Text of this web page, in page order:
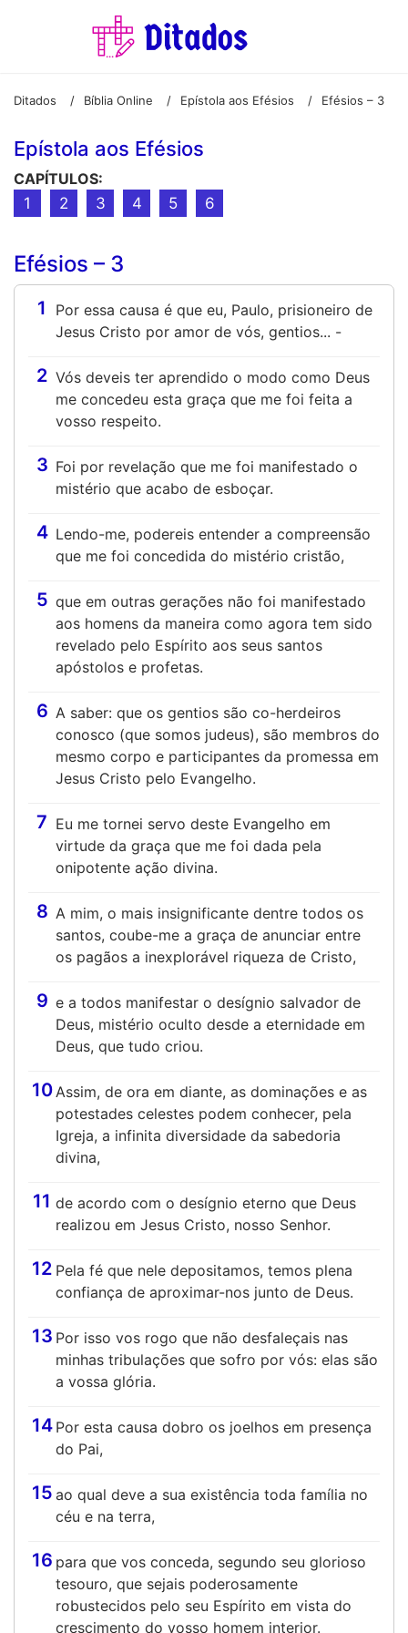
Ditados / Bíblia Online / Epístola aos Efésios / Efésios – 3
Epístola aos Efésios
CAPÍTULOS:
1
2 3 4 5 6
Efésios – 3
1
Por essa causa é que eu, Paulo, prisioneiro de
Jesus Cristo por amor de vós, gentios... -
2 Vós deveis ter aprendido o modo como Deus
me concedeu esta graça que me foi feita a
vosso respeito.
3 Foi por revelação que me foi manifestado o
mistério que acabo de esboçar.
4 Lendo-me, podereis entender a compreensão
que me foi concedida do mistério cristão,
5 que em outras gerações não foi manifestado
aos homens da maneira como agora tem sido
revelado pelo Espírito aos seus santos
apóstolos e profetas.
6 A saber: que os gentios são co-herdeiros
conosco (que somos judeus), são membros do
mesmo corpo e participantes da promessa em
Jesus Cristo pelo Evangelho.
7 Eu me tornei servo deste Evangelho em
virtude da graça que me foi dada pela
onipotente ação divina.
8 A mim, o mais insignificante dentre todos os
santos, coube-me a graça de anunciar entre
os pagãos a inexplorável riqueza de Cristo,
9 e a todos manifestar o desígnio salvador de
Deus, mistério oculto desde a eternidade em
Deus, que tudo criou.
10Assim, de ora em diante, as dominações e as
potestades celestes podem conhecer, pela
Igreja, a infinita diversidade da sabedoria
divina,
11 de acordo com o desígnio eterno que Deus
realizou em Jesus Cristo, nosso Senhor.
12 Pela fé que nele depositamos, temos plena
confiança de aproximar-nos junto de Deus.
13 Por isso vos rogo que não desfaleçais nas
minhas tribulações que sofro por vós: elas são
a vossa glória.
14 Por esta causa dobro os joelhos em presença
do Pai,
15 ao qual deve a sua existência toda família no
céu e na terra,
16 para que vos conceda, segundo seu glorioso
tesouro, que sejais poderosamente
robustecidos pelo seu Espírito em vista do
crescimento do vosso homem interior.